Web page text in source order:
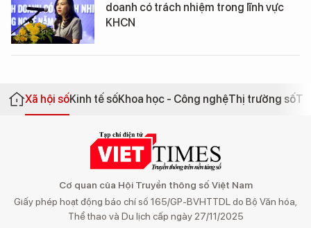
doanh có trách nhiệm trong lĩnh vực
KHCN
Xã hội sốKinh tế sốKhoa học - Công nghệThị trường số
Cơ quan của Hội Truyền thông số Việt Nam
Giấy phép hoạt động báo chí số 165/GP-BVHTTDL do Bộ Văn hóa,
Thể thao và Du lịch cấp ngày 27/11/2025